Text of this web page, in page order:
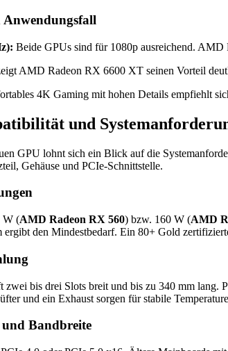
Beide GPUs sind für 1080p ausreichend.
AMD Radeon RX 6600 XT seinen Vorteil
4K Gaming mit hohen Details empfiehlt
und
GPU lohnt sich ein Blick auf die
Gehäuse und PCIe-Schnittstelle.
W (AMD Radeon RX 560) bzw. 160 W (AMD
ergibt den Mindestbedarf. Ein 80+ Gold
zwei bis drei Slots breit und bis zu 340 mm lang.
und ein Exhaust sorgen für stabile
und Bandbreite